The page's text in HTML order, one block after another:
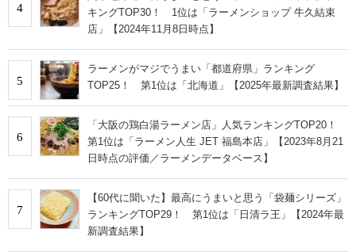
4
キングTOP30！ 1位は「ラーメンショップ 牛久結束
店」【2024年11月8日時点】
5
ラーメンがマジでうまい「都道府県」ランキング
TOP25！ 第1位は「北海道」【2025年最新調査結果】
6
「大阪の鶏白湯ラーメン店」人気ランキングTOP20！
第1位は「ラーメン人生 JET 福島本店」【2023年8月21
日時点の評価／ラーメンデータベース】
7
【60代に聞いた】最高にうまいと思う「袋麺シリーズ」
ランキングTOP29！ 第1位は「日清ラ王」【2024年最
新調査結果】